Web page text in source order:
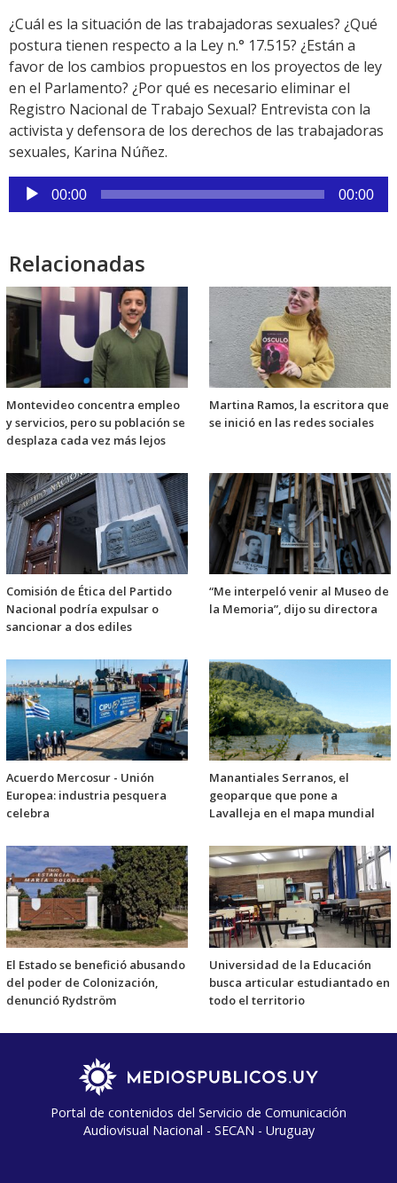
¿Cuál es la situación de las trabajadoras sexuales? ¿Qué
postura tienen respecto a la Ley n.° 17.515? ¿Están a
favor de los cambios propuestos en los proyectos de ley
en el Parlamento? ¿Por qué es necesario eliminar el
Registro Nacional de Trabajo Sexual? Entrevista con la
activista y defensora de los derechos de las trabajadoras
sexuales, Karina Núñez.
Reproductor
de
00:00 00:00
Relacionadas
Montevideo concentra empleo
y servicios, pero su población se
desplaza cada vez más lejos
Martina Ramos, la escritora que
se inició en las redes sociales
Comisión de Ética del Partido
Nacional podría expulsar o
sancionar a dos ediles
“Me interpeló venir al Museo de
la Memoria”, dijo su directora
Acuerdo Mercosur - Unión
Europea: industria pesquera
celebra
Manantiales Serranos, el
geoparque que pone a
Lavalleja en el mapa mundial
El Estado se benefició abusando
del poder de Colonización,
denunció Rydström
Universidad de la Educación
busca articular estudiantado en
todo el territorio
Portal de contenidos del Servicio de Comunicación
Audiovisual Nacional - SECAN - Uruguay